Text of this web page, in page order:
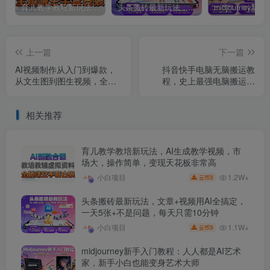
育儿教学教培新玩法，AI生成教学视频，市场大，操作简单，变现天花板非常高 头条搬砖最新玩法，文章+视频用AI全搞定，一天5张+不是问题，每天只需10分钟
上一篇
AI视频制作从入门到爆款，
从文生图到图生视频，全链
下一篇
抖音快手电脑无脑搬运教
程，史上最强电脑搬运技
相关推荐
育儿教学教培新玩法，AI生成教学视频，市
场大，操作简单，变现天花板非常高
小白项目 云币3 1.2W+
头条搬砖最新玩法，文章+视频用AI全搞定，
一天5张+不是问题，每天只需10分钟
小白项目 云币3 1.1W+
midjourney新手入门教程：人人都是AI艺术
家，新手小白也能变身艺术大师